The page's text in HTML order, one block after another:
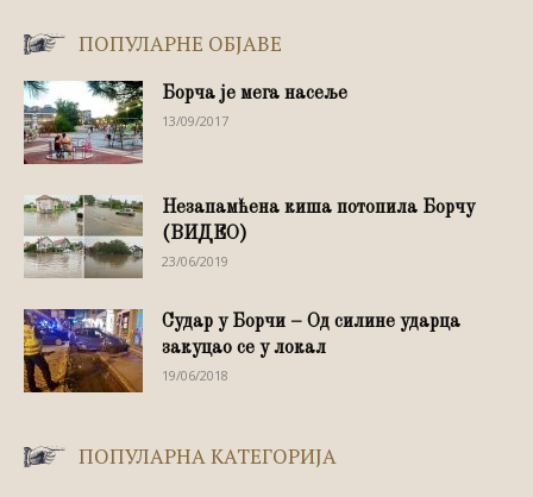
ПОПУЛАРНЕ ОБЈАВЕ
Борча је мега насеље
13/09/2017
Незапамћена киша потопила Борчу
(ВИДЕО)
23/06/2019
Судар у Борчи – Од силине ударца
закуцао се у локал
19/06/2018
ПОПУЛАРНА КАТЕГОРИЈА